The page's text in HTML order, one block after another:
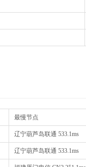
最慢节点
辽宁葫芦岛联通 533.1ms
辽宁葫芦岛联通 533.1ms